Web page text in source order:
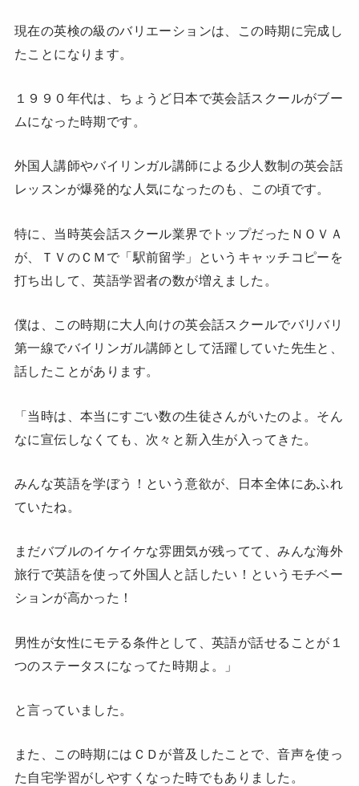
現在の英検の級のバリエーションは、この時期に完成し
たことになります。
１９９０年代は、ちょうど日本で英会話スクールがブー
ムになった時期です。
外国人講師やバイリンガル講師による少人数制の英会話
レッスンが爆発的な人気になったのも、この頃です。
特に、当時英会話スクール業界でトップだったＮＯＶＡ
が、ＴＶのＣＭで「駅前留学」というキャッチコピーを
打ち出して、英語学習者の数が増えました。
僕は、この時期に大人向けの英会話スクールでバリバリ
第一線でバイリンガル講師として活躍していた先生と、
話したことがあります。
「当時は、本当にすごい数の生徒さんがいたのよ。そん
なに宣伝しなくても、次々と新入生が入ってきた。
みんな英語を学ぼう！という意欲が、日本全体にあふれ
ていたね。
まだバブルのイケイケな雰囲気が残ってて、みんな海外
旅行で英語を使って外国人と話したい！というモチベー
ションが高かった！
男性が女性にモテる条件として、英語が話せることが１
つのステータスになってた時期よ。」
と言っていました。
また、この時期にはＣＤが普及したことで、音声を使っ
た自宅学習がしやすくなった時でもありました。